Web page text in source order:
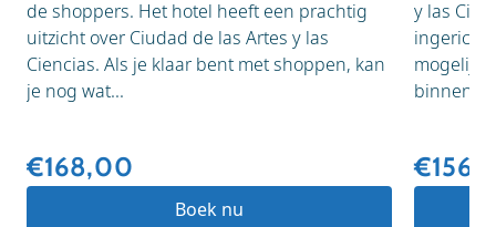
de shoppers. Het hotel heeft een prachtig
uitzicht over Ciudad de las Artes y las
Ciencias. Als je klaar bent met shoppen, kan
je nog wat...
€168,00
Boek nu
y las
mogelijk